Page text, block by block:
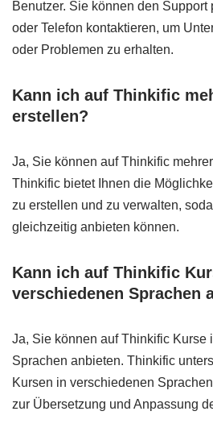
Benutzer. Sie können den
oder Telefon kontaktieren, um
oder Problemen zu erhalten.
Kann ich auf Thinkific
erstellen?
Ja, Sie können auf Thinkific
Thinkific bietet Ihnen die
zu erstellen und zu verwalten,
gleichzeitig anbieten können.
Kann ich auf Thinkific
verschiedenen Sprachen
Ja, Sie können auf Thinkific Kurse
Sprachen anbieten. Thinkific
Kursen in verschiedenen
zur Übersetzung und Anpassung